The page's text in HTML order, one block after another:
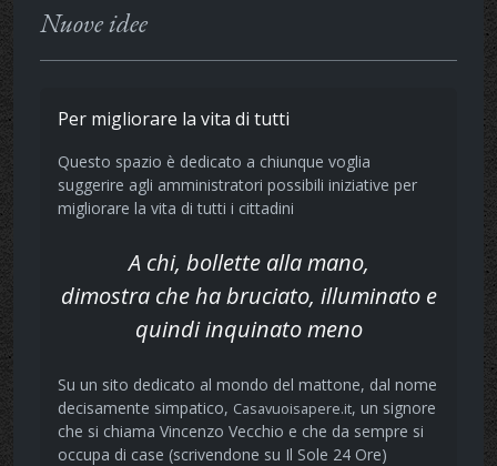
Nuove idee
Per migliorare la vita di tutti
Questo spazio è dedicato a chiunque voglia
suggerire agli amministratori possibili iniziative per
migliorare la vita di tutti i cittadini
A chi, bollette alla mano,
dimostra che ha bruciato, illuminato e
quindi inquinato meno
Su un sito dedicato al mondo del mattone, dal nome
decisamente simpatico, Casavuoisapere.it, un signore
che si chiama Vincenzo Vecchio e che da sempre si
occupa di case (scrivendone su Il Sole 24 Ore)